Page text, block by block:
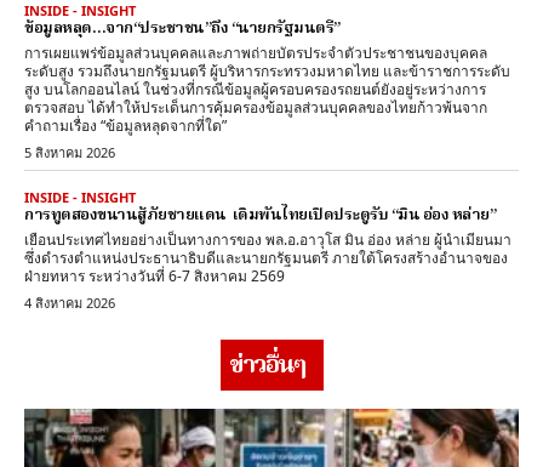
INSIDE - INSIGHT
ข้อมูลหลุด…จาก“ประชาชน”ถึง “นายกรัฐมนตรี”
การเผยแพร่ข้อมูลส่วนบุคคลและภาพถ่ายบัตรประจำตัวประชาชนของบุคคล
ระดับสูง รวมถึงนายกรัฐมนตรี ผู้บริหารกระทรวงมหาดไทย และข้าราชการระดับ
สูง บนโลกออนไลน์ ในช่วงที่กรณีข้อมูลผู้ครอบครองรถยนต์ยังอยู่ระหว่างการ
ตรวจสอบ ได้ทำให้ประเด็นการคุ้มครองข้อมูลส่วนบุคคลของไทยก้าวพ้นจาก
คำถามเรื่อง “ข้อมูลหลุดจากที่ใด”
5 สิงหาคม 2026
INSIDE - INSIGHT
การทูตสองขนานสู้ภัยชายแดน เดิมพันไทยเปิดประตูรับ “มิน อ่อง หล่าย”
เยือนประเทศไทยอย่างเป็นทางการของ พล.อ.อาวุโส มิน อ่อง หล่าย ผู้นำเมียนมา
ซึ่งดำรงตำแหน่งประธานาธิบดีและนายกรัฐมนตรี ภายใต้โครงสร้างอำนาจของ
ฝ่ายทหาร ระหว่างวันที่ 6-7 สิงหาคม 2569
4 สิงหาคม 2026
ข่าวอื่นๆ